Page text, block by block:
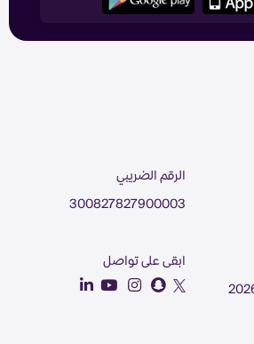
الرقم الضريبي
300827827900003
ابقى على تواصل